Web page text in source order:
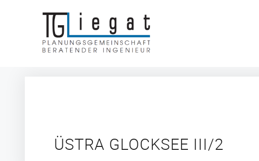
ÜSTRA GLOCKSEE III/2